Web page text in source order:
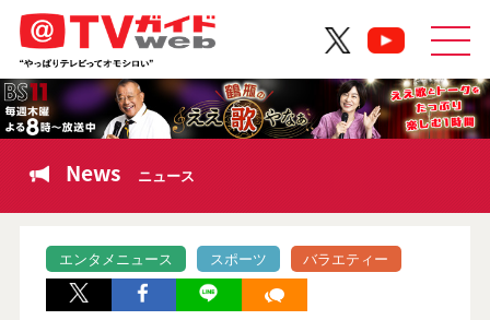
News ニュース
エンタメニュース スポーツ バラエティー